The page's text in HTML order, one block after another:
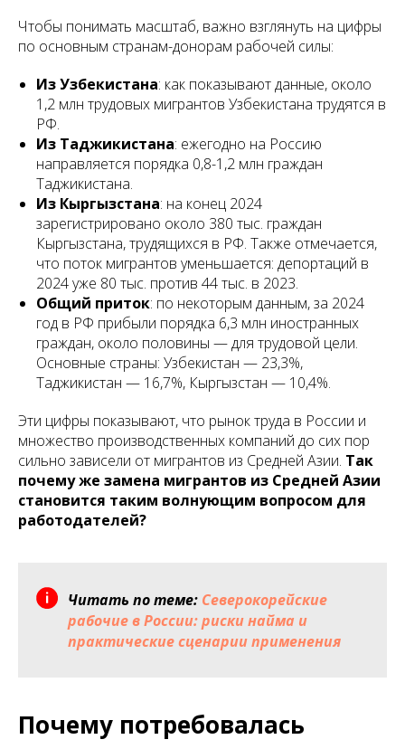
Чтобы понимать масштаб, важно взглянуть на цифры
по основным странам-донорам рабочей силы:
Из Узбекистана: как показывают данные, около
1,2 млн трудовых мигрантов Узбекистана трудятся в
РФ.
Из Таджикистана: ежегодно на Россию
направляется порядка 0,8-1,2 млн граждан
Таджикистана.
Из Кыргызстана: на конец 2024
зарегистрировано около 380 тыс. граждан
Кыргызстана, трудящихся в РФ. Также отмечается,
что поток мигрантов уменьшается: депортаций в
2024 уже 80 тыс. против 44 тыс. в 2023.
Общий приток: по некоторым данным, за 2024
год в РФ прибыли порядка 6,3 млн иностранных
граждан, около половины — для трудовой цели.
Основные страны: Узбекистан — 23,3%,
Таджикистан — 16,7%, Кыргызстан — 10,4%.
Эти цифры показывают, что рынок труда в России и
множество производственных компаний до сих пор
сильно зависели от мигрантов из Средней Азии. Так
почему же замена мигрантов из Средней Азии
становится таким волнующим вопросом для
работодателей?
Читать по теме: Северокорейские
рабочие в России: риски найма и
практические сценарии применения
Почему потребовалась